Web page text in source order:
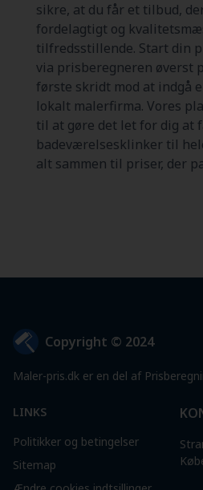
sikre, at du får et tilbud,
fordelagtigt og
tilfredsstillende. Start din
via prisberegneren øverst
første skridt mod at indgå
lokalt malerfirma. Vores
til at gøre det let for dig at
badeværelsesklinker til
alt sammen til priser, der
Copyright © 2024
Maler-pris.dk er en del af
LINKS
Politikker og betingelser
Sitemap